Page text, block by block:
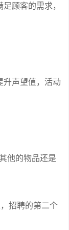
顾客的需求，
升声望值，活动
他的物品还是
招聘的第二个